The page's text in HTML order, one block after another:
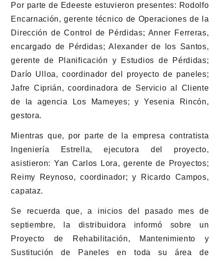
Por parte de Edeeste estuvieron presentes: Rodolfo
Encarnación, gerente técnico de Operaciones de la
Dirección de Control de Pérdidas; Anner Ferreras,
encargado de Pérdidas; Alexander de los Santos,
gerente de Planificación y Estudios de Pérdidas;
Darío Ulloa, coordinador del proyecto de paneles;
Jafre Ciprián, coordinadora de Servicio al Cliente
de la agencia Los Mameyes; y Yesenia Rincón,
gestora.
Mientras que, por parte de la empresa contratista
Ingeniería Estrella, ejecutora del proyecto,
asistieron: Yan Carlos Lora, gerente de Proyectos;
Reimy Reynoso, coordinador; y Ricardo Campos,
capataz.
Se recuerda que, a inicios del pasado mes de
septiembre, la distribuidora informó sobre un
Proyecto de Rehabilitación, Mantenimiento y
Sustitución de Paneles en toda su área de